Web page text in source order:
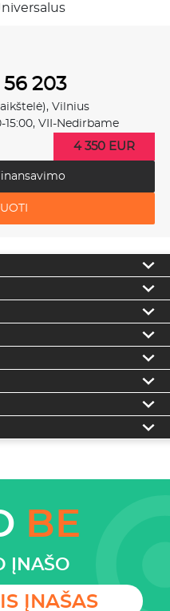
56 203
Vilnius
15:00, VII-Nedirbame
4 350 EUR
BE
ĮNAŠO
ĮNAŠAS